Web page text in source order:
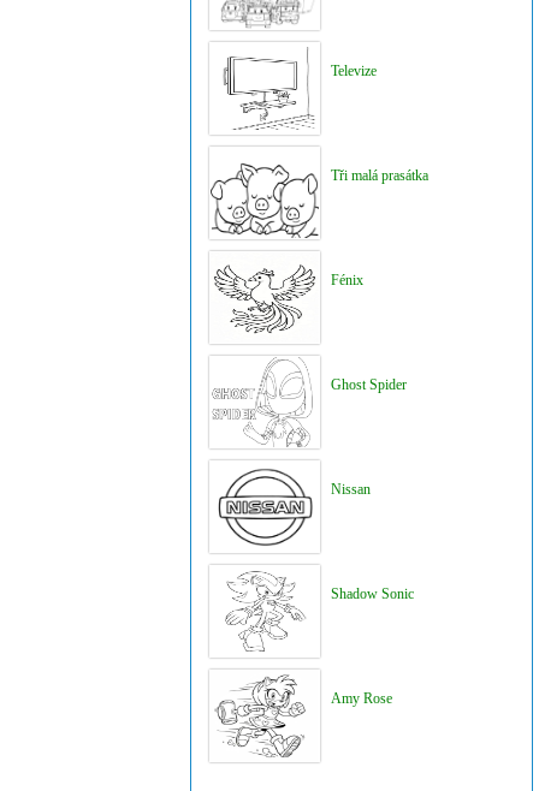
Televize
Tři malá prasátka
Fénix
Ghost Spider
Nissan
Shadow Sonic
Amy Rose